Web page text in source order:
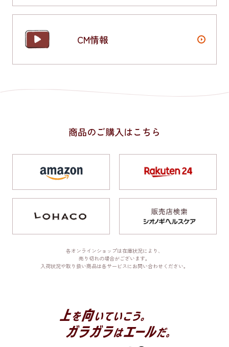
CM情報
商品のご購入はこちら
各オンラインショップは在庫状況により、
売り切れの場合がございます。
入荷状況や取り扱い商品は各サービスにお問い合わせください。